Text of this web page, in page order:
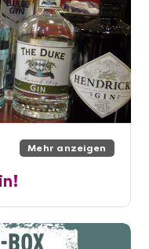
Mehr anzeigen